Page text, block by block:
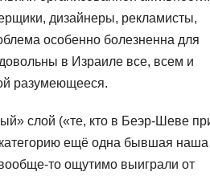
дизайнеры, рекламисты,
особенно болезненна для
в Израиле все, всем и
разумеющееся.
слой («те, кто в Беэр-Шеве
категорию ещё одна бывшая наша
то ощутимо выиграли от